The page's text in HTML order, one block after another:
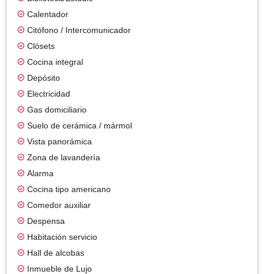
Calentador
Citófono / Intercomunicador
Clósets
Cocina integral
Depósito
Electricidad
Gas domiciliario
Suelo de cerámica / mármol
Vista panorámica
Zona de lavandería
Alarma
Cocina tipo americano
Comedor auxiliar
Despensa
Habitación servicio
Hall de alcobas
Inmueble de Lujo